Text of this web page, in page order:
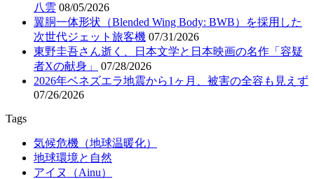
八雲 08/05/2026
翼胴一体形状（Blended Wing Body: BWB）を採用した
次世代ジェット旅客機 07/31/2026
東野圭吾さん逝く、日本文学と日本映画の名作「容疑
者Xの献身」
07/28/2026
2026年ベネズエラ地震から1ヶ月、被害の全容も見えず
07/26/2026
Tags
気候危機（地球温暖化）
地球環境と自然
アイヌ（Ainu）